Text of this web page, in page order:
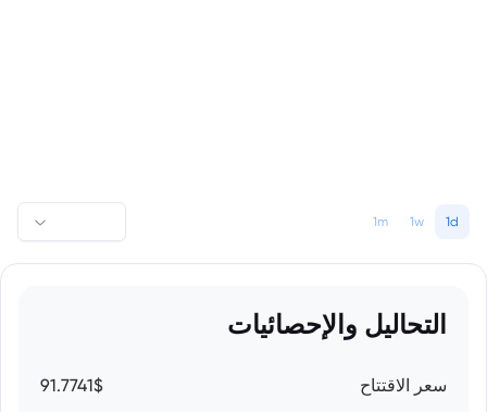
1d
1w
1m
التحاليل والإحصائيات
سعر الاقتتاح 91.7741$